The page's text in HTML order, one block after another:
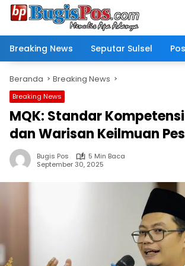
Langsung
Breaking News
Seputar Sulsel
Beranda Breaking News
Breaking News
MQK: Standar
dan Warisan Keilmuan
Bugis Pos
5 Min Baca
September 30, 2025